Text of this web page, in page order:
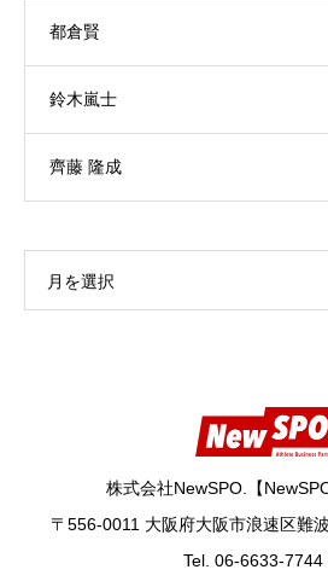
都倉賢
鈴木嵐士
齊藤 隆成
月を選択
株式会社NewSPO.【
〒556-0011 大阪府大阪市浪速区難
Tel. 06-6633-7744